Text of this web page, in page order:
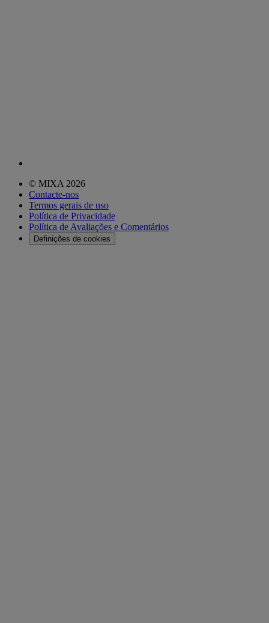
© MIXA 2026
Contacte-nos
Termos gerais de uso
Política de Privacidade
Política de Avaliações e Comentários
Definições de cookies